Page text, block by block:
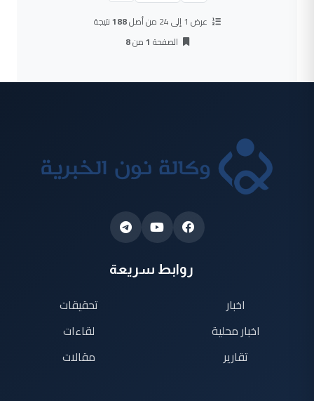
عرض 1 إلى 24 من أصل 188نتيجة
الصفحة 1من8
روابط سريعة
اخبار
اخبار محلية
تقارير
تحقيقات
لقاءات
مقالات